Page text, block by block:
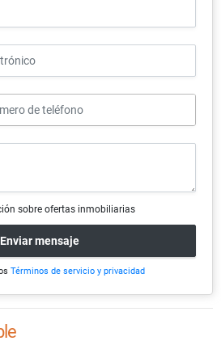
sobre ofertas inmobiliarias
Enviar mensaje
Términos de servicio y privacidad